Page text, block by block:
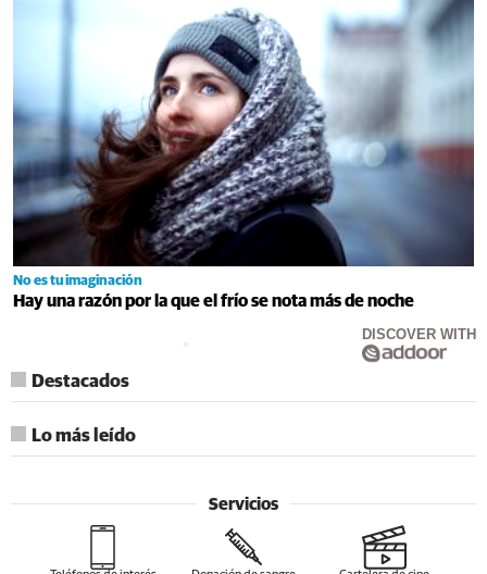
No es tu imaginación
Hay una razón por la que el frío se nota más de noche
DISCOVER WITH
Destacados
Lo más leído
Servicios